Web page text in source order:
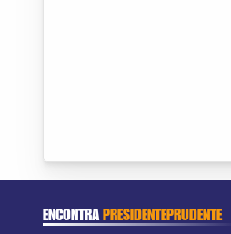
ENCONTRAPRESIDENTEPRUDENTE